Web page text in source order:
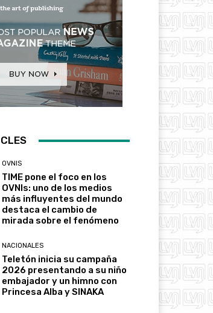
OVNIS
TIME pone el foco en los
OVNIs: uno de los medios
más influyentes del mundo
destaca el cambio de
mirada sobre el fenómeno
NACIONALES
Teletón inicia su campaña
2026 presentando a su niño
embajador y un himno con
Princesa Alba y SINAKA